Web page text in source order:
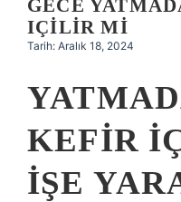
GECE
IÇILIR MI
Tarih: Aralık 18, 2024
KEFIR
IŞE